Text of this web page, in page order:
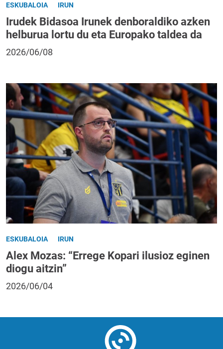
ESKUBALOIA IRUN
Irudek Bidasoa Irunek denboraldiko azken
helburua lortu du eta Europako taldea da
2026/06/08
ESKUBALOIA IRUN
Alex Mozas: “Errege Kopari ilusioz eginen
diogu aitzin”
2026/06/04